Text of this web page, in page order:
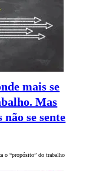
mais se
Mas
se sente
o “propósito” do trabalho